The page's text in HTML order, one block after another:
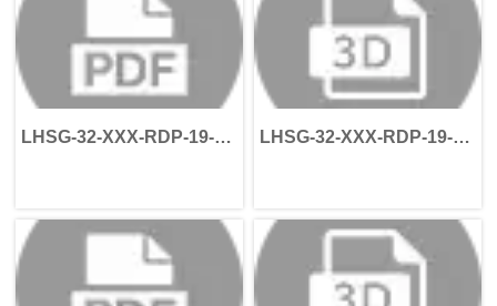
LHSG-32-XXX-RDP-19-
LHSG-32-XXX-RDP-19-